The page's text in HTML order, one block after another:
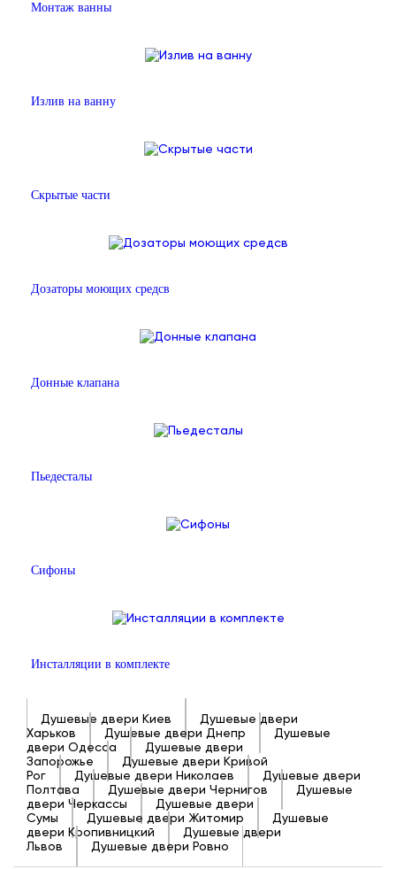
Монтаж ванны
Излив на ванну
Скрытые части
Дозаторы моющих средсв
Донные клапана
Пьедесталы
Сифоны
Инсталляции в комплекте
Душевые двери Киев
Душевые двери
Харьков
Душевые двери Днепр
Душевые
двери Одесса
Душевые двери
Запорожье
Душевые двери Кривой
Рог
Душевые двери Николаев
Душевые двери
Полтава
Душевые двери Чернигов
Душевые
двери Черкассы
Душевые двери
Сумы
Душевые двери Житомир
Душевые
двери Кропивницкий
Душевые двери
Львов
Душевые двери Ровно